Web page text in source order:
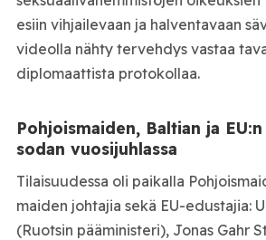
esiin vihjailevaan ja halventavaan
videolla nähty tervehdys vastaa
diplomaattista protokollaa.
Pohjoismaiden, Baltian ja
sodan vuosijuhlassa
Tilaisuudessa oli paikalla
maiden johtajia sekä EU-edustajia:
(Ruotsin pääministeri), Jonas Gahr